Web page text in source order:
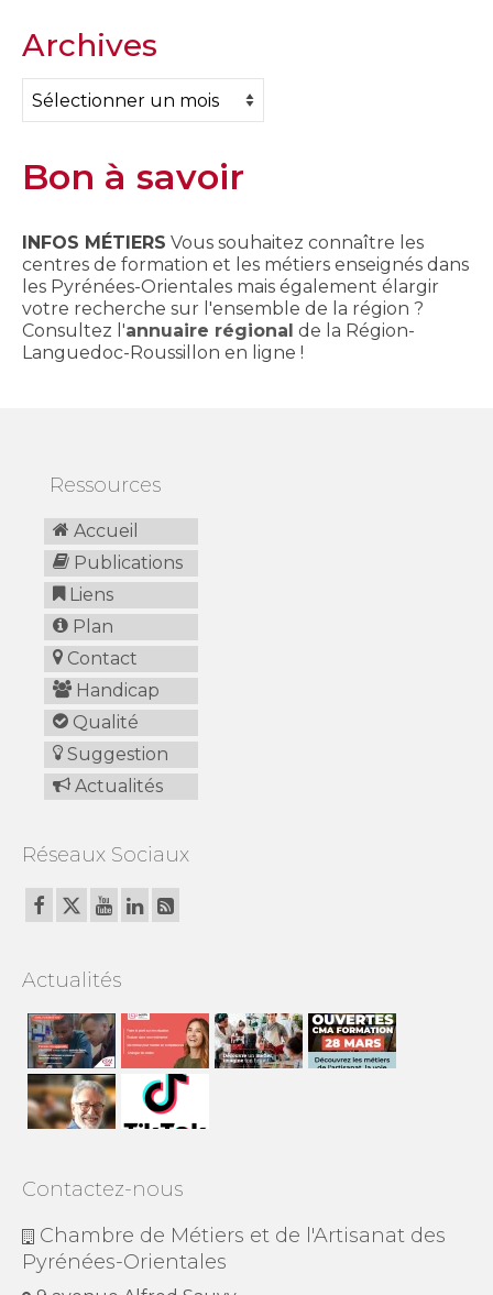
Archives
Archives
Bon à savoir
INFOS MÉTIERS Vous souhaitez connaître les
centres de formation et les métiers enseignés dans
les Pyrénées-Orientales mais également élargir
votre recherche sur l'ensemble de la région ?
Consultez l'annuaire régional de la Région-
Languedoc-Roussillon en ligne !
Ressources
Accueil
Publications
Liens
Plan
Contact
Handicap
Qualité
Suggestion
Actualités
Réseaux Sociaux
Actualités
Contactez-nous
Chambre de Métiers et de l'Artisanat des
Pyrénées-Orientales